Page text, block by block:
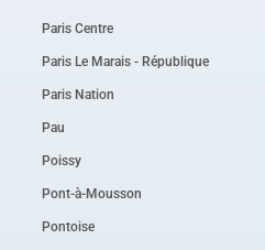
Paris Centre
Paris Le Marais - République
Paris Nation
Pau
Poissy
Pont-à-Mousson
Pontoise